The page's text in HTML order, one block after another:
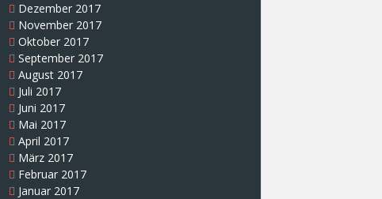
Dezember 2017
November 2017
Oktober 2017
September 2017
August 2017
Juli 2017
Juni 2017
Mai 2017
April 2017
März 2017
Februar 2017
Januar 2017